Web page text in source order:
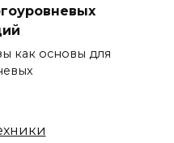
как основы для